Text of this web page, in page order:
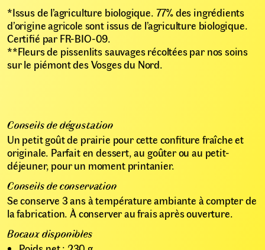
*Issus de l’agriculture biologique. 77% des ingrédients
d’origine agricole sont issus de l’agriculture biologique.
Certifié par FR-BIO-09.
**Fleurs de pissenlits sauvages récoltées par nos soins
sur le piémont des Vosges du Nord.
Conseils de dégustation
Un petit goût de prairie pour cette confiture fraîche et
originale. Parfait en dessert, au goûter ou au petit-
déjeuner, pour un moment printanier.
Conseils de conservation
Se conserve 3 ans à température ambiante à compter de
la fabrication. À conserver au frais après ouverture.
Bocaux disponibles